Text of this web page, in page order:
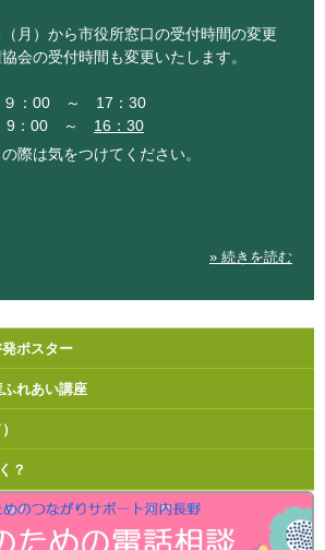
月）から市役所窓口の受付時間の変更
会の受付時間も変更いたします。
９：00 ～ 17：30
：00 ～ 16：30
際は気をつけてください。
» 続きを読む
ポスター
れあい講座
？